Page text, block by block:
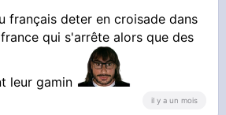
français deter en croisade dans
qui s'arrête alors que des
leur gamin
il y a un mois